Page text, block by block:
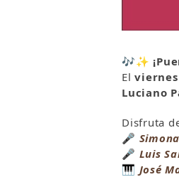
🎶✨
El
Luciano
Disfruta
🎤
🎤 Luis
🎹 José